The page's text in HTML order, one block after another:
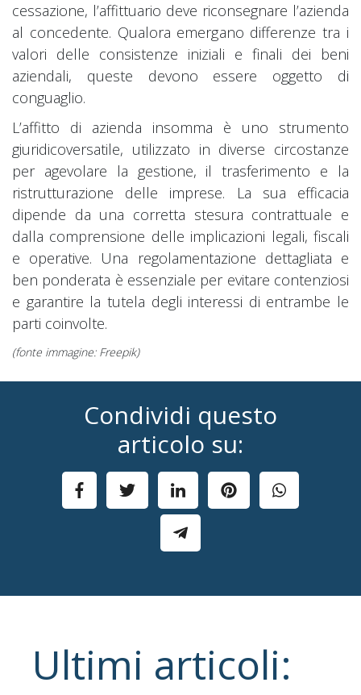
cessazione, l’affittuario deve riconsegnare l’azienda
al concedente. Qualora emergano differenze tra i
valori delle consistenze iniziali e finali dei beni
aziendali, queste devono essere oggetto di
conguaglio.
L’affitto di azienda insomma è uno strumento
giuridicoversatile, utilizzato in diverse circostanze
per agevolare la gestione, il trasferimento e la
ristrutturazione delle imprese. La sua efficacia
dipende da una corretta stesura contrattuale e
dalla comprensione delle implicazioni legali, fiscali
e operative. Una regolamentazione dettagliata e
ben ponderata è essenziale per evitare contenziosi
e garantire la tutela degli interessi di entrambe le
parti coinvolte.
(fonte immagine: Freepik)
Condividi questo
articolo su:
Ultimi articoli: